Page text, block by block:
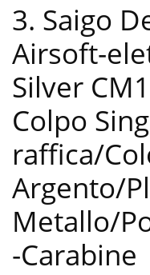
3. Saigo
Airsoft-
Silver
Colpo
raffica/
Argento/
Metallo/
-Carabine